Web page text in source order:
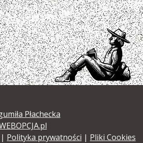
Płachecka
| Polityka prywatności | Pliki Cookies